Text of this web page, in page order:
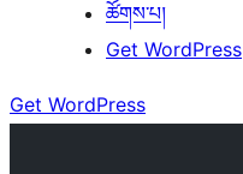
ཚོགས་པ།
Get WordPress
Get WordPress